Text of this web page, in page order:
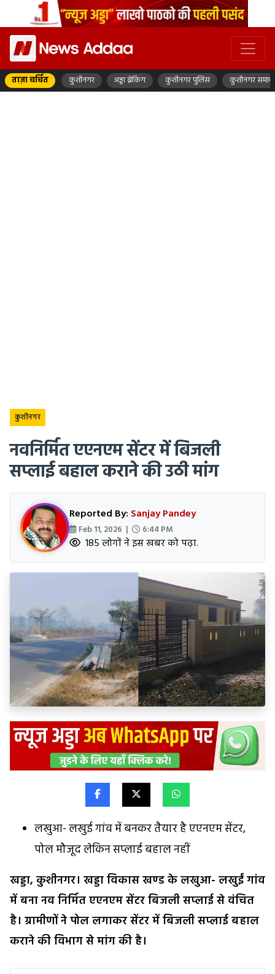
ताज़ा चर्चित कुशीनगर अड्डा ब्रेकिंग कुशीनगर पुलिस कुशीनगर
कुशीनगर
नवनिर्मित एएनएम सेंटर में बिजली
सप्लाई बहाल कराने की उठी मांग
Reported By: Sanjay Pandey
Feb 11, 2026 | 6:44 PM
185 लोगों ने इस खबर को पढ़ा.
लखुआ- लखुई गांव में बनकर तैयार है एएनएम सेंटर,
पोल मौजूद लेकिन सप्लाई बहाल नहीं
खड्डा, कुशीनगर। खड्डा विकास खण्ड के लखुआ- लखुईं गांव
में बना नव निर्मित एएनएम सेंटर बिजली सप्लाई से वंचित
है। ग्रामीणों ने पोल लगाकर सेंटर में बिजली सप्लाई बहाल
कराने की विभाग से मांग की है।